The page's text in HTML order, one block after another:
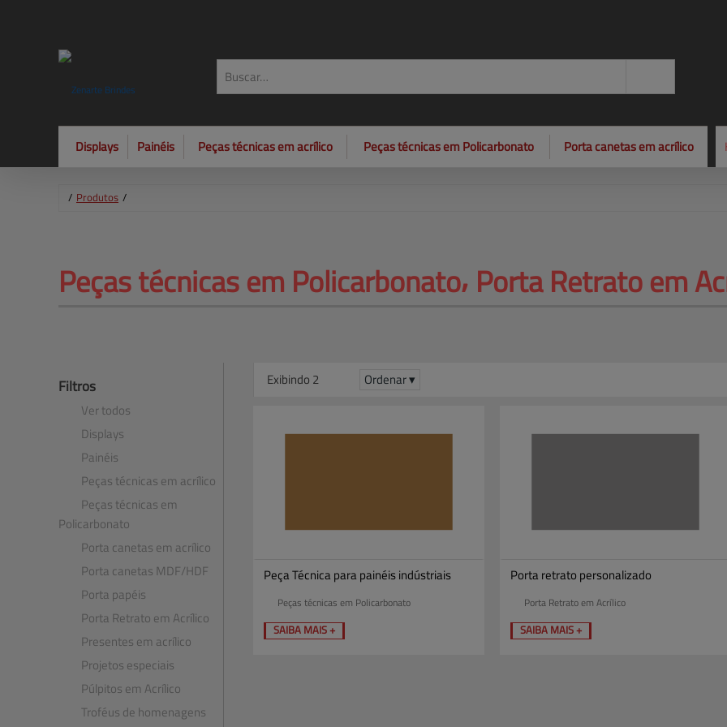
Displays Painéis Peças técnicas em acrílico Peças técnicas em Policarbonato Porta canetas em acrílico
/ Produtos /
Peças técnicas em Policarbonato⸴ Porta Retrato em
Filtros
Ver todos
Displays
Painéis
Peças técnicas em acrílico
Peças técnicas em
Policarbonato
Porta canetas em acrílico
Porta canetas MDF​/​HDF
Porta papéis
Porta Retrato em Acrílico
Presentes em acrílico
Projetos especiais
Púlpitos em Acrílico
Troféus de homenagens
Exibindo 2 Ordenar ▾
Peça Técnica para painéis indústriais
Peças técnicas em Policarbonato
SAIBA MAIS +
Porta retrato personalizado
Porta Retrato em Acrílico
SAIBA MAIS +